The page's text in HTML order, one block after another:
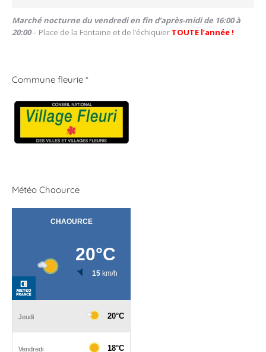
Marché nocturne du vendredi en fin d’après-midi de 16:00 à
20:00– Place de la Fontaine et de l’échiquier TOUTE l’année !
Commune fleurie *
Météo Chaource